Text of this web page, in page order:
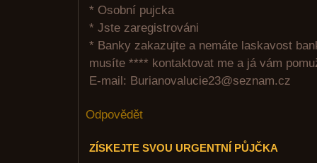
* Osobní pujcka
* Jste zaregistrováni
* Banky zakazujte a nemáte laskavost
musíte **** kontaktovat me a já vám
E-mail: Burianovalucie23@seznam.cz
Odpovědět
ZÍSKEJTE SVOU URGENTNÍ PŮJČKA